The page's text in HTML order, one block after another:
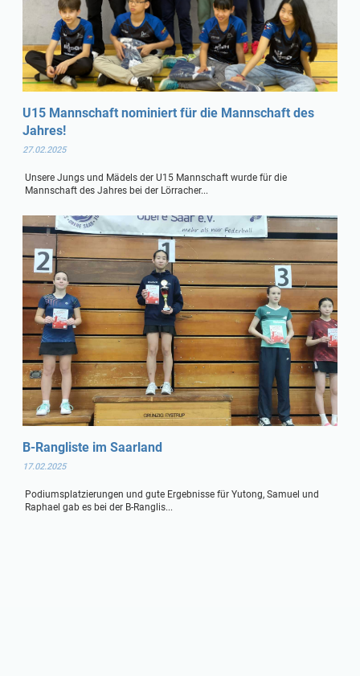
U15 Mannschaft nominiert für die Mannschaft des
Jahres!
27.02.2025
Unsere Jungs und Mädels der U15 Mannschaft wurde für die
Mannschaft des Jahres bei der Lörracher...
B-Rangliste im Saarland
17.02.2025
Podiumsplatzierungen und gute Ergebnisse für Yutong, Samuel und
Raphael gab es bei der B-Ranglis...